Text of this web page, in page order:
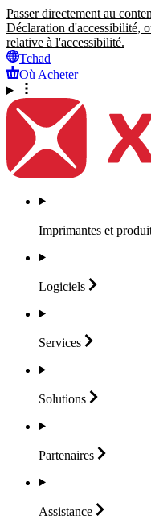
Passer directement au
Déclaration d'accessibilité,
relative à l'accessibilité.
Tchad
Où Acheter
Imprimantes et
Logiciels
Services
Solutions
Partenaires
Assistance